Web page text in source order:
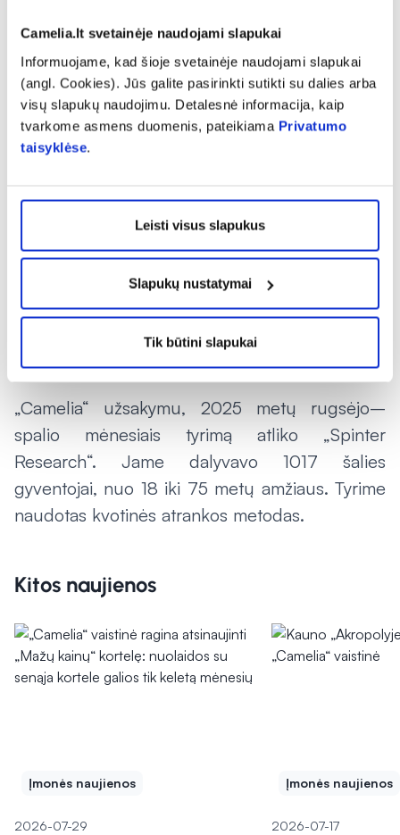
Camelia.lt svetainėje naudojami slapukai
Informuojame, kad šioje svetainėje naudojami slapukai
(angl. Cookies). Jūs galite pasirinkti sutikti su dalies arba
visų slapukų naudojimu. Detalesnė informacija, kaip
tvarkome asmens duomenis, pateikiama Privatumo
taisyklėse.
Leisti visus slapukus
Slapukų nustatymai
Tik būtini slapukai
respondentų (25 proc.) laiko šį tinklą labiausiai
socialiai atsakinga vaistine, tai didžiausias
rezultatas vaistinių tinklų sektoriuje.
„Mums itin svarbu, kad žmonės pasitiki mūsų
vaistininkais ir sugrįžta. Čia jie jaučiasi priimami
farmacinės paslaugos, ar tiesiog nori rasti
finansiškai prieinamiausią sprendimą savo
sveikatos problemoms spręsti. Stengiamės
užtikrinti ne tik mažą kainą ir profesionalumą,
bet ir rūpestį bei nuoširdų bendravimą.
Džiaugiamės, kad pacientai mūsų pastangas
pastebi ir vertina“, – sako K. Veštortienė.
„Camelia“ užsakymu, 2025 metų rugsėjo–
spalio mėnesiais tyrimą atliko „Spinter
Research“. Jame dalyvavo 1017 šalies
gyventojai, nuo 18 iki 75 metų amžiaus. Tyrime
naudotas kvotinės atrankos metodas.
Kitos naujienos
Įmonės naujienos
2026-07-29
Įmonės naujienos
2026-07-17